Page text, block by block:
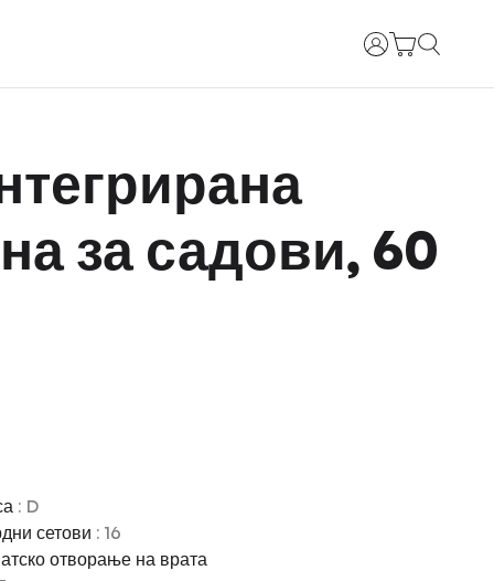
Најави се
за садови, 60
: D
сетови : 16
отворање на врата